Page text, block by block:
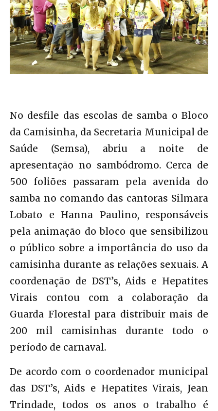
No desfile das escolas de samba o Bloco
da Camisinha, da Secretaria Municipal de
Saúde (Semsa), abriu a noite de
apresentação no sambódromo. Cerca de
500 foliões passaram pela avenida do
samba no comando das cantoras Silmara
Lobato e Hanna Paulino, responsáveis
pela animação do bloco que sensibilizou
o público sobre a importância do uso da
camisinha durante as relações sexuais. A
coordenação de DST’s, Aids e Hepatites
Virais contou com a colaboração da
Guarda Florestal para distribuir mais de
200 mil camisinhas durante todo o
período de carnaval.
De acordo com o coordenador municipal
das DST’s, Aids e Hepatites Virais, Jean
Trindade, todos os anos o trabalho é